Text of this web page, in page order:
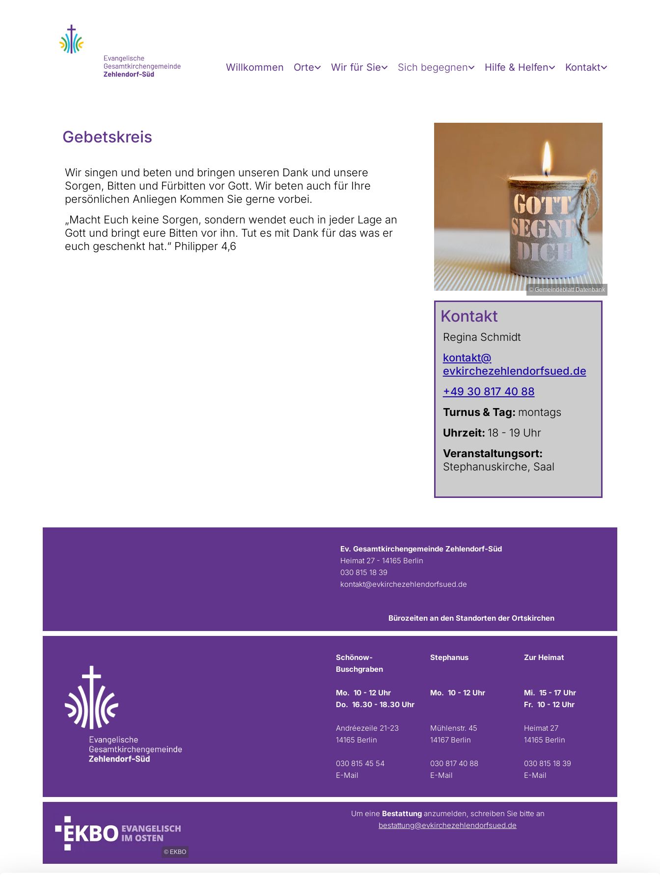
Willkommen Orte Wir für Sie Sich begegnen Hilfe & Helfen Kontakt
Gebetskreis
Wir singen und beten und bringen unseren Dank und unsere
Sorgen, Bitten und Fürbitten vor Gott. Wir beten auch für Ihre
persönlichen Anliegen Kommen Sie gerne vorbei.
„Macht Euch keine Sorgen, sondern wendet euch in jeder Lage an
Gott und bringt eure Bitten vor ihn. Tut es mit Dank für das was er
euch geschenkt hat.“ Philipper 4,6
© Gemeindeblatt Datenbank
Kontakt
Regina Schmidt
kontakt@
evkirchezehlendorfsued.de
+49 30 817 40 88
Turnus & Tag: montags
Uhrzeit: 18 - 19 Uhr
Veranstaltungsort:
Stephanuskirche, Saal
Ev. Gesamtkirchengemeinde Zehlendorf-Süd
Heimat 27 - 14165 Berlin
030 815 18 39
kontakt@evkirchezehlendorfsued.de
Bürozeiten an den Standorten der Ortskirchen
Schönow-
Buschgraben
Mo. 10 - 12 Uhr
Do. 16.30 - 18.30 Uhr
Andréezeile 21-23
14165 Berlin
030 815 45 54
E-Mail
Stephanus
Mo. 10 - 12 Uhr
Mühlenstr. 45
14167 Berlin
030 817 40 88
E-Mail
Zur Heimat
Mi. 15 - 17 Uhr
Fr. 10 - 12 Uhr
Heimat 27
14165 Berlin
030 815 18 39
E-Mail
© EKBO
Um eine Bestattunganzumelden, schreiben Sie bitte an
bestattung@evkirchezehlendorfsued.de